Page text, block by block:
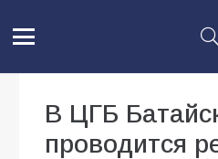
В ЦГБ
проводится